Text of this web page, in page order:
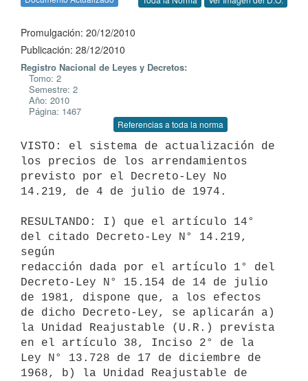
Promulgación: 20/12/2010
Publicación: 28/12/2010
Registro Nacional de Leyes y Decretos:
Tomo: 2
Semestre: 2
Año: 2010
Página: 1467
Referencias a toda la norma
VISTO: el sistema de actualización de
los precios de los arrendamientos
previsto por el Decreto-Ley No
14.219, de 4 de julio de 1974.
RESULTANDO: I) que el artículo 14°
del citado Decreto-Ley N° 14.219,
según
redacción dada por el artículo 1° del
Decreto-Ley N° 15.154 de 14 de julio
de 1981, dispone que, a los efectos
de dicho Decreto-Ley, se aplicarán a)
la Unidad Reajustable (U.R.) prevista
en el artículo 38, Inciso 2° de la
Ley N° 13.728 de 17 de diciembre de
1968, b) la Unidad Reajustable de